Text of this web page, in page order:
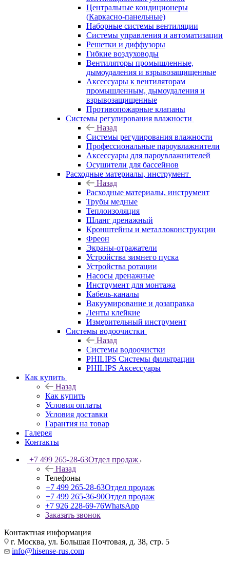
Центральные кондиционеры
(Каркасно-панельные)
Наборные системы вентиляции
Системы управления и автоматизации
Решетки и диффузоры
Гибкие воздуховоды
Вентиляторы промышленные,
дымоудаления и взрывозащищенные
Аксессуары к вентиляторам
промышленным, дымоудаления и
взрывозащищенные
Противопожарные клапаны
Системы регулирования влажности
Назад
Системы регулирования влажности
Профессиональные пароувлажнители
Аксессуары для пароувлажнителей
Осушители для бассейнов
Расходные материалы, инструмент
Назад
Расходные материалы, инструмент
Трубы медные
Теплоизоляция
Шланг дренажный
Кронштейны и металлоконструкции
Фреон
Экраны-отражатели
Устройства зимнего пуска
Устройства ротации
Насосы дренажные
Инструмент для монтажа
Кабель-каналы
Вакуумирование и дозаправка
Ленты клейкие
Измерительный инструмент
Системы водоочистки
Назад
Системы водоочистки
PHILIPS Системы фильтрации
PHILIPS Аксессуары
Как купить
Назад
Как купить
Условия оплаты
Условия доставки
Гарантия на товар
Галерея
Контакты
+7 499 265-28-63Отдел продаж
Назад
Телефоны
+7 499 265-28-63Отдел продаж
+7 499 265-36-90Отдел продаж
+7 926 228-69-76WhatsApp
Заказать звонок
Контактная информация
г. Москва, ул. Большая Почтовая, д. 38, стр. 5
info@hisense-rus.com